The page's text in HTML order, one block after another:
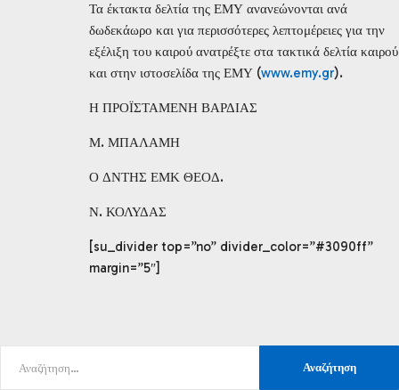
Τα έκτακτα δελτία της ΕΜΥ ανανεώνονται ανά
δωδεκάωρο και για περισσότερες λεπτομέρειες για την
εξέλιξη του καιρού ανατρέξτε στα τακτικά δελτία καιρού
και στην ιστοσελίδα της ΕΜΥ (www.emy.gr).
Η ΠΡΟΪΣΤΑΜΕΝΗ ΒΑΡΔΙΑΣ
Μ. ΜΠΑΛΑΜΗ
Ο ΔΝΤΗΣ ΕΜΚ ΘΕΟΔ.
Ν. ΚΟΛΥΔΑΣ
[su_divider top=”no” divider_color=”#3090ff”
margin=”5″]